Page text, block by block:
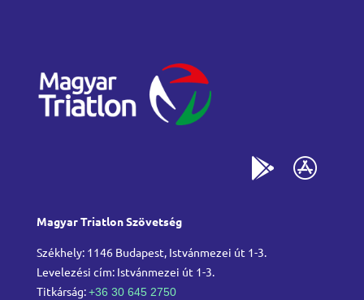
Magyar Triatlon Szövetség
Székhely: 1146 Budapest, Istvánmezei út 1-3.
Levelezési cím: Istvánmezei út 1-3.
Titkárság:+36 30 645 2750